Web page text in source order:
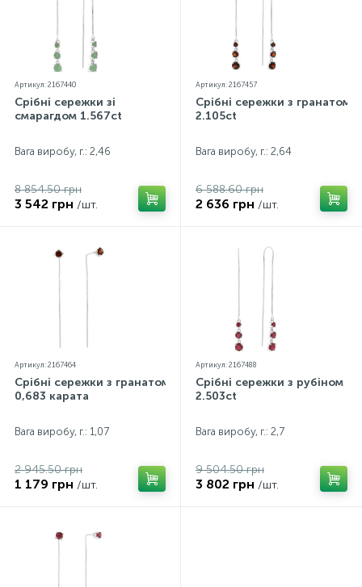
Артикул: 2167440
Срібні сережки зі
смарагдом 1.567ct
Вага виробу, г.: 2,46
8 854.50 грн
3 542 грн /шт.
Артикул: 2167457
Срібні сережки з гранатом
2.105ct
Вага виробу, г.: 2,64
6 588.60 грн
2 636 грн /шт.
Артикул: 2167464
Срібні сережки з гранатом
0,683 карата
Вага виробу, г.: 1,07
2 945.50 грн
1 179 грн /шт.
Артикул: 2167488
Срібні сережки з рубіном
2.503ct
Вага виробу, г.: 2,7
9 504.50 грн
3 802 грн /шт.